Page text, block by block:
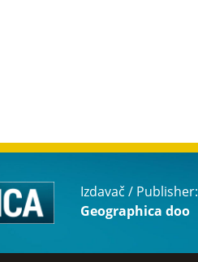
Izdavač / Publisher:
Geographica doo